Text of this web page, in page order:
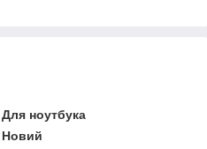
Для ноутбука
Новий